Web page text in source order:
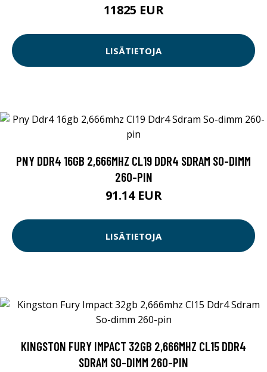
11825 EUR
LISÄTIETOJA
PNY DDR4 16GB 2,666MHZ CL19 DDR4 SDRAM SO-DIMM
260-PIN
91.14 EUR
LISÄTIETOJA
KINGSTON FURY IMPACT 32GB 2,666MHZ CL15 DDR4
SDRAM SO-DIMM 260-PIN